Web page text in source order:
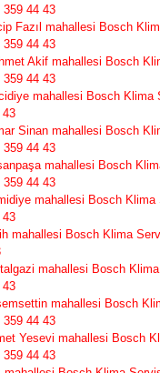
44 43
Fazıl mahallesi Bosch
44 43
Akif mahallesi Bosch
44 43
mahallesi Bosch Klima
Sinan mahallesi Bosch
44 43
mahallesi Bosch
44 43
mahallesi Bosch Klima
mahallesi Bosch Klima
mahallesi Bosch
mahallesi Bosch
44 43
Yesevi mahallesi Bosch
44 43